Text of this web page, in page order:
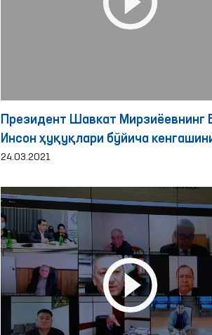
Президент Шавкат Мирзиёевнинг
Инсон ҳуқуқлари бўйича
сессиясидаги нутқига Олий
(омбудсман) Феруза Эшматованинг
муносабати
24.03.2021